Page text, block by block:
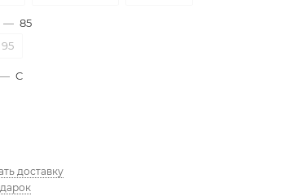
— 85
95
— C
доставку